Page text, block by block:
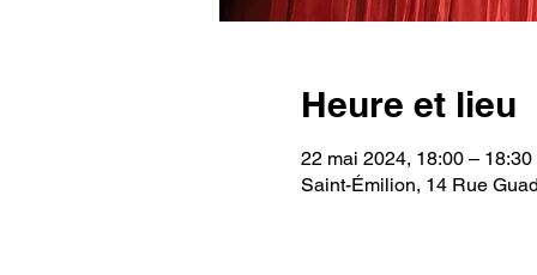
Heure et lieu
22 mai 2024, 18:00 – 18:30
Saint-Émilion, 14 Rue